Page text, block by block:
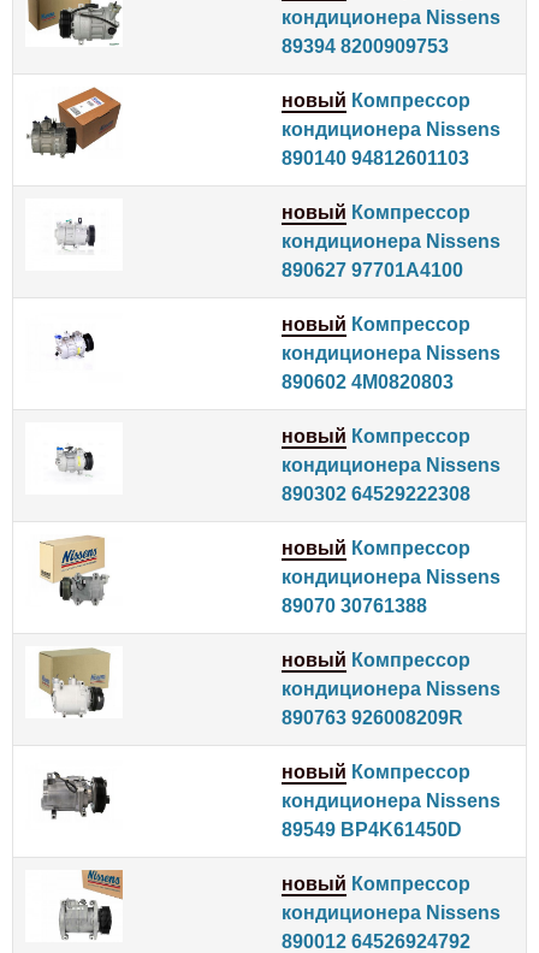
кондиционера Nissens
89394 8200909753
новый Компрессор
кондиционера Nissens
890140 94812601103
новый Компрессор
кондиционера Nissens
890627 97701A4100
новый Компрессор
кондиционера Nissens
890602 4M0820803
новый Компрессор
кондиционера Nissens
890302 64529222308
новый Компрессор
кондиционера Nissens
89070 30761388
новый Компрессор
кондиционера Nissens
890763 926008209R
новый Компрессор
кондиционера Nissens
89549 BP4K61450D
новый Компрессор
кондиционера Nissens
890012 64526924792